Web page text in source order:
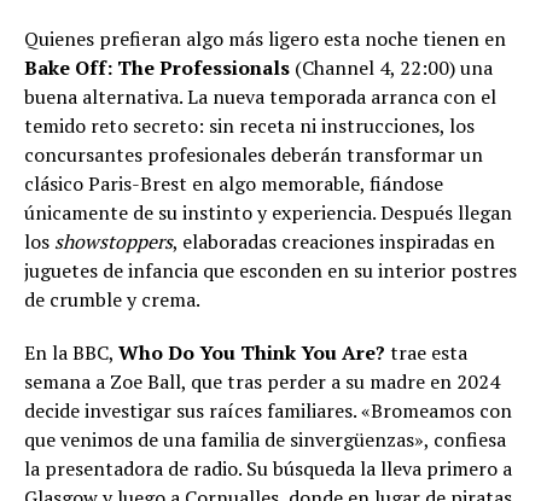
Quienes prefieran algo más ligero esta noche tienen en
Bake Off: The Professionals (Channel 4, 22:00) una
buena alternativa. La nueva temporada arranca con el
temido reto secreto: sin receta ni instrucciones, los
concursantes profesionales deberán transformar un
clásico Paris-Brest en algo memorable, fiándose
únicamente de su instinto y experiencia. Después llegan
los showstoppers, elaboradas creaciones inspiradas en
juguetes de infancia que esconden en su interior postres
de crumble y crema.
En la BBC, Who Do You Think You Are? trae esta
semana a Zoe Ball, que tras perder a su madre en 2024
decide investigar sus raíces familiares. «Bromeamos con
que venimos de una familia de sinvergüenzas», confiesa
la presentadora de radio. Su búsqueda la lleva primero a